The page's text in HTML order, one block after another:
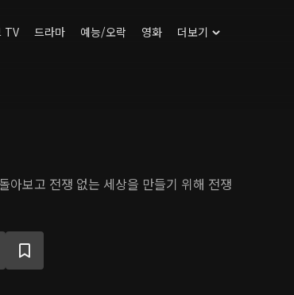
TV 드라마 예능/오락 영화 더보기
아보고 전쟁 없는 세상을 만들기 위해 전쟁